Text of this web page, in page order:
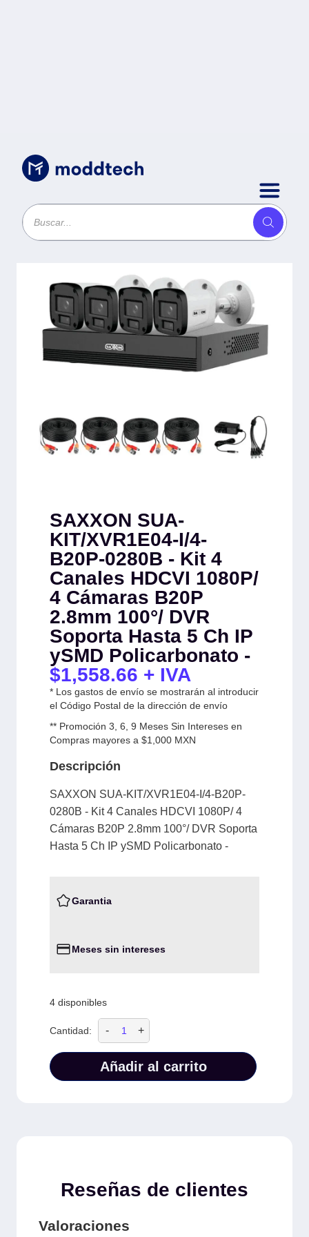
Sin categoría/SAXXON SUA-KIT/XVR1E04-I/4-
B20P-0280B - Kit 4 Canales HDCVI
100°/ DVR Soporta Hasta 5 Ch IP
SAXXON SUA-
KIT/XVR1E04-I/4-
B20P-0280B - Kit 4
Canales HDCVI 1080P/
4 Cámaras B20P
2.8mm 100°/ DVR
Soporta Hasta 5 Ch IP
ySMD Policarbonato -
$1,558.66 + IVA
* Los gastos de envío se mostrarán al introducir
el Código Postal de la dirección de envío
** Promoción 3, 6, 9 Meses Sin Intereses en
Compras mayores a $1,000 MXN
Descripción
SAXXON SUA-KIT/XVR1E04-I/4-B20P-
0280B - Kit 4 Canales HDCVI 1080P/ 4
Cámaras B20P 2.8mm 100°/ DVR Soporta
Hasta 5 Ch IP ySMD Policarbonato -
Garantia
Meses sin intereses
4 disponibles
Cantidad: - +
Añadir al carrito
Reseñas de clientes
Valoraciones